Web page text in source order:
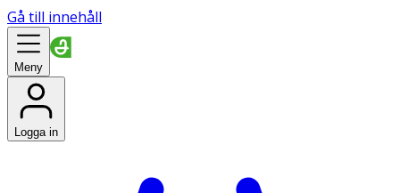
Gå till innehåll
Meny
Logga in